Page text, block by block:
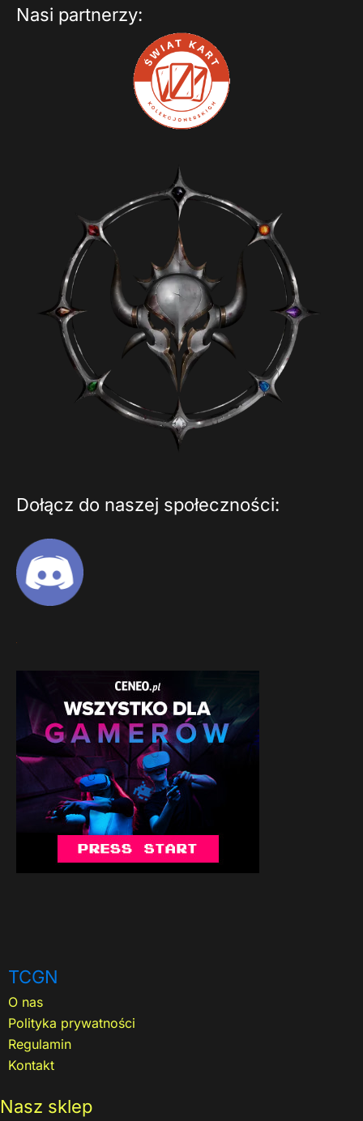
Nasi partnerzy:
Dołącz do naszej społeczności:
TCGN
O nas
Polityka prywatności
Regulamin
Kontakt
Nasz sklep